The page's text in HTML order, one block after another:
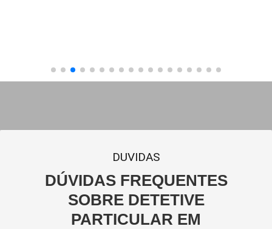
DUVIDAS
DÚVIDAS FREQUENTES
SOBRE DETETIVE
PARTICULAR EM